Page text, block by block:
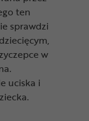
ten
sprawdzi
w
uciska i